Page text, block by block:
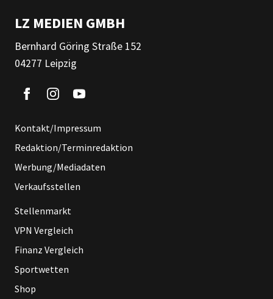
LZ MEDIEN GMBH
Bernhard Göring Straße 152
04277 Leipzig
Kontakt/Impressum
Redaktion/Terminredaktion
Werbung/Mediadaten
Verkaufsstellen
Stellenmarkt
VPN Vergleich
Finanz Vergleich
Sportwetten
Shop